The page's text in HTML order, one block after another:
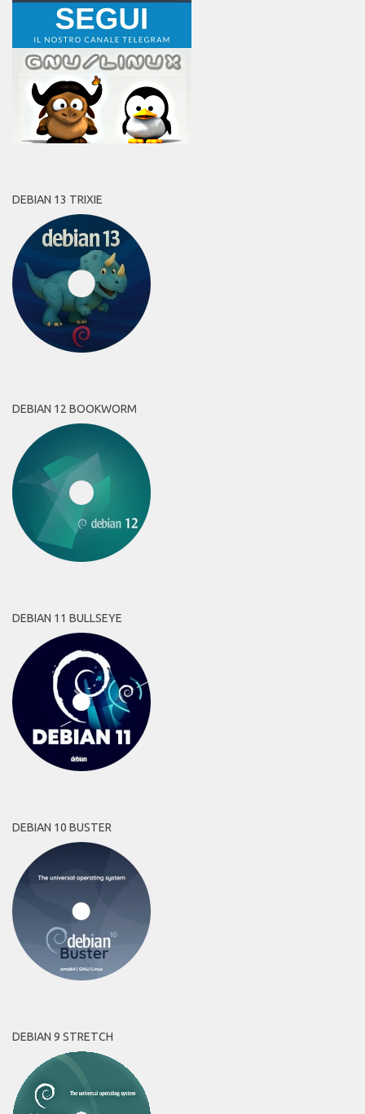
DEBIAN 13 TRIXIE
DEBIAN 12 BOOKWORM
DEBIAN 11 BULLSEYE
DEBIAN 10 BUSTER
DEBIAN 9 STRETCH